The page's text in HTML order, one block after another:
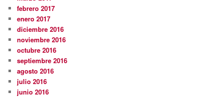
febrero 2017
enero 2017
diciembre 2016
noviembre 2016
octubre 2016
septiembre 2016
agosto 2016
julio 2016
junio 2016